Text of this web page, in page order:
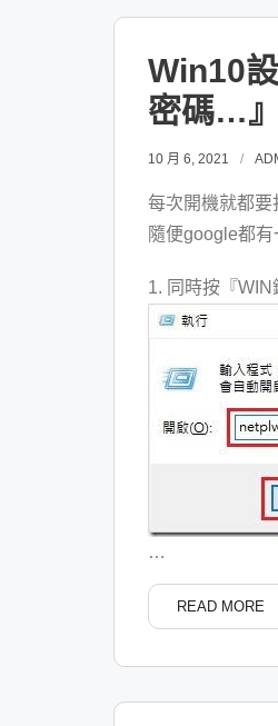
Win10
密碼…』
10 月 6, 2021
每次開機就都
隨便google都有
1. 同時按『
…
READ MORE